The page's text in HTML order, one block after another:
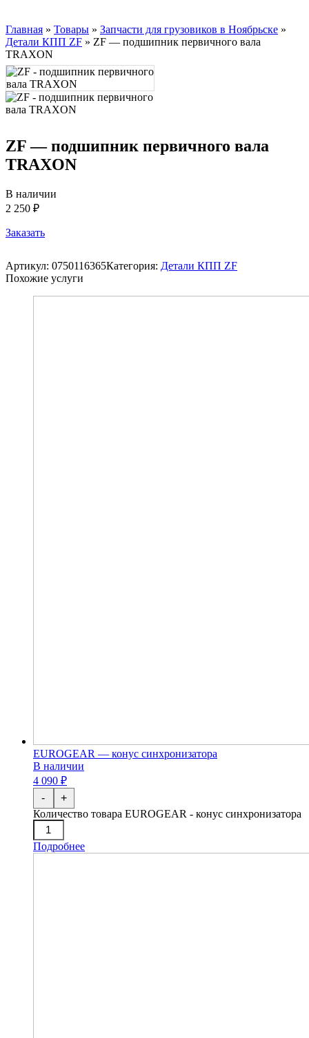
Главная » Товары » Запчасти для грузовиков в Ноябрьске »
Детали КПП ZF » ZF — подшипник первичного вала
TRAXON
ZF — подшипник первичного вала
TRAXON
В наличии
2 250 ₽
Заказать
Артикул: 0750116365Категория: Детали КПП ZF
Похожие услуги
EUROGEAR — конус синхронизатора
В наличии
4 090 ₽
-
Количество товара EUROGEAR - конус синхронизатора
+
Подробнее